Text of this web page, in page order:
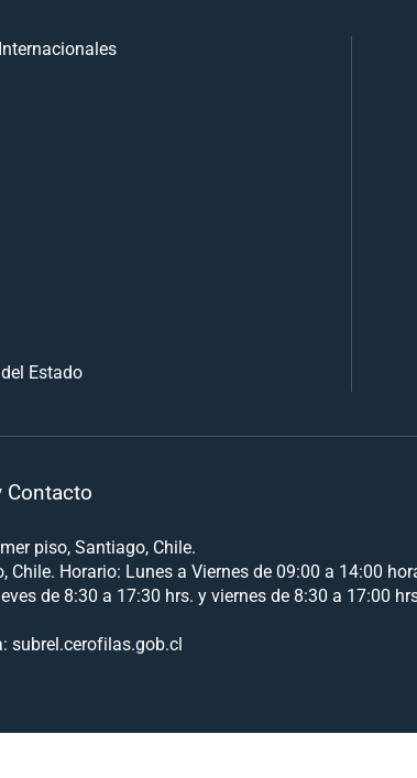
Estado
Contacto
piso, Santiago, Chile.
Horario: Lunes a Viernes de 09:00 a 14:00
de 8:30 a 17:30 hrs. y viernes de 8:30 a 17:00
subrel.cerofilas.gob.cl